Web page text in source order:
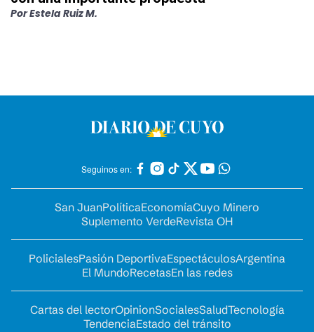
PorEstela Ruiz M.
Seguinos en:
San JuanPolíticaEconomíaCuyo Minero
Suplemento VerdeRevista OH
PolicialesPasión DeportivaEspectáculosArgentina
El MundoRecetasEn las redes
Cartas del lectorOpinionSocialesSaludTecnología
TendenciaEstado del tránsito